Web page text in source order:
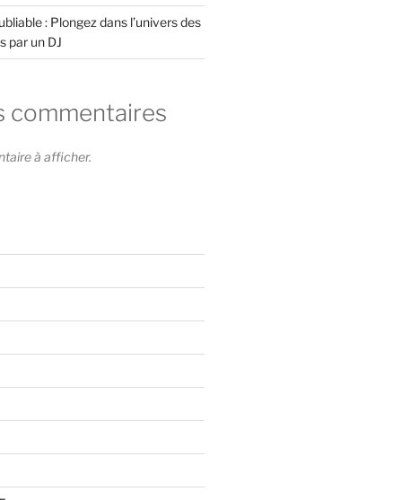
: Plongez dans l’univers des
par un DJ
commentaires
à afficher.